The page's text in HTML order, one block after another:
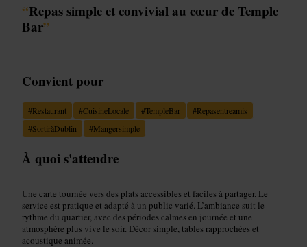
“Repas simple et convivial au cœur de Temple
Bar”
Convient pour
#Restaurant #CuisineLocale #TempleBar #Repasentreamis
#SortiràDublin #Mangersimple
À quoi s'attendre
Une carte tournée vers des plats accessibles et faciles à partager. Le
service est pratique et adapté à un public varié. L’ambiance suit le
rythme du quartier, avec des périodes calmes en journée et une
atmosphère plus vive le soir. Décor simple, tables rapprochées et
acoustique animée.